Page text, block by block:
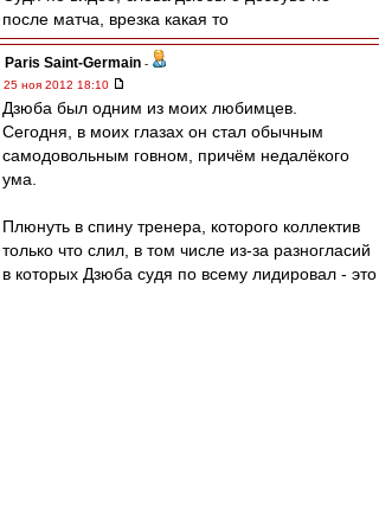
после матча, врезка какая то
Paris Saint-Germain -
25 ноя 2012 18:10
Дзюба был одним из моих любимцев.
Сегодня, в моих глазах он стал обычным
самодовольным говном, причём недалёкого
ума.
Плюнуть в спину тренера, которого коллектив
только что слил, в том числе из-за разногласий
в которых Дзюба судя по всему лидировал - это